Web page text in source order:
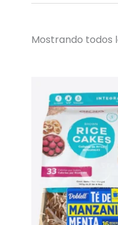
Mostrando todos